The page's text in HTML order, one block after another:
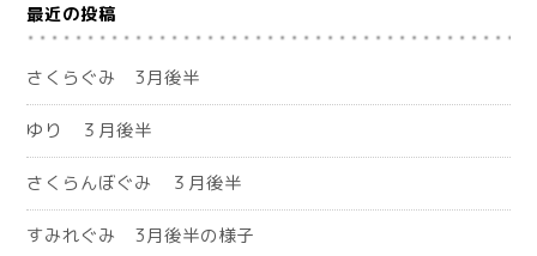
最近の投稿
さくらぐみ 3月後半
ゆり ３月後半
さくらんぼぐみ ３月後半
すみれぐみ 3月後半の様子